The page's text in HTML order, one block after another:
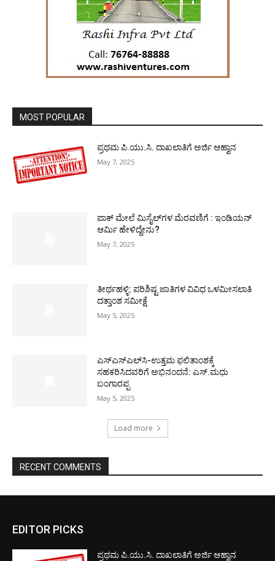
MOST POPULAR
ಪ್ರಥಮ ಪಿ.ಯು.ಸಿ. ದಾಖಲಾತಿಗೆ ಅರ್ಜಿ ಆಹ್ವಾನ
May 7, 2025
ಪಾಕ್​ ಮೇಲೆ ಮಿಸೈಲ್​ಗಳ ಮೆರವಣಿಗೆ : ಇಂಡಿಯನ್
ಆರ್ಮಿ ಹೇಳಿದ್ದೇನು?
May 7, 2025
ತೀರ್ಥಹಳ್ಳಿ: ಪರಿಶಿಷ್ಟ ಜಾತಿಗಳ ವಿವಿಧ ಒಳಮೀಸಲಾತಿ
ದತ್ತಾಂಶ ಸಮೀಕ್ಷೆ
May 5, 2025
ಎಸ್‌ಎಸ್‌ಎಲ್‌ಸಿ-ಉತ್ತಮ ಫಲಿತಾಂಶಕ್ಕೆ
ಸಹಕರಿಸಿದವರಿಗೆ ಅಭಿನಂದನೆ: ಎಸ್.ಮಧು
ಬಂಗಾರಪ್ಪ
May 5, 2025
Load more
RECENT COMMENTS
EDITOR PICKS
ಪ್ರಥಮ ಪಿ.ಯು.ಸಿ. ದಾಖಲಾತಿಗೆ ಅರ್ಜಿ ಆಹ್ವಾನ